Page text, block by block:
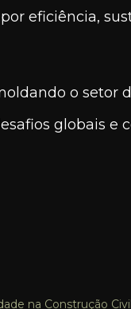
eficiência,
o setor
globais e